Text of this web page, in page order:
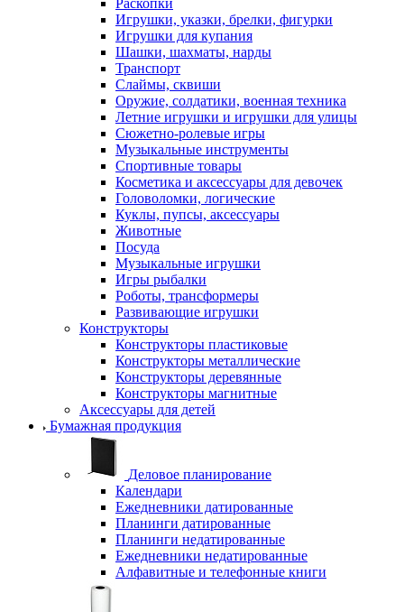
Раскопки
Игрушки, указки, брелки, фигурки
Игрушки для купания
Шашки, шахматы, нарды
Транспорт
Слаймы, сквиши
Оружие, солдатики, военная техника
Летние игрушки и игрушки для улицы
Сюжетно-ролевые игры
Музыкальные инструменты
Спортивные товары
Косметика и аксессуары для девочек
Головоломки, логические
Куклы, пупсы, аксессуары
Животные
Посуда
Музыкальные игрушки
Игры рыбалки
Роботы, трансформеры
Развивающие игрушки
Конструкторы
Конструкторы пластиковые
Конструкторы металлические
Конструкторы деревянные
Конструкторы магнитные
Аксессуары для детей
Бумажная продукция
Деловое планирование
Календари
Ежедневники датированные
Планинги датированные
Планинги недатированные
Ежедневники недатированные
Алфавитные и телефонные книги